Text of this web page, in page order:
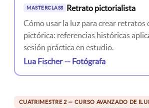
MASTERCLASS
Retrato pictorialista
Cómo usar la luz para crear retratos
pictórica: referencias históricas
sesión práctica en estudio.
Lua Fischer — Fotógrafa
CUATRIMESTRE 2 — CURSO AVANZADO DE